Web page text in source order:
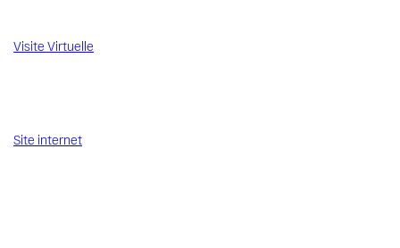
Visite Virtuelle
Site internet